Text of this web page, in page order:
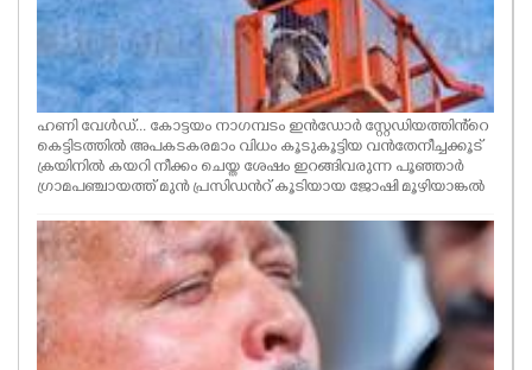
ഹണി വേൾഡ്... കോട്ടയം നാഗമ്പടം ഇൻഡോർ സ്റ്റേഡിയത്തിൻ്റെ
കെട്ടിടത്തിൽ അപകടകരമാം വിധം കൂടുകൂട്ടിയ വൻതേനീച്ചക്കൂട്
ക്രയിനിൽ കയറി നീക്കം ചെയ്ത ശേഷം ഇറങ്ങിവരുന്ന പൂഞ്ഞാർ
ഗ്രാമപഞ്ചായത്ത് മുൻ പ്രസിഡൻറ് കൂടിയായ ജോഷി മൂഴിയാങ്കൽ